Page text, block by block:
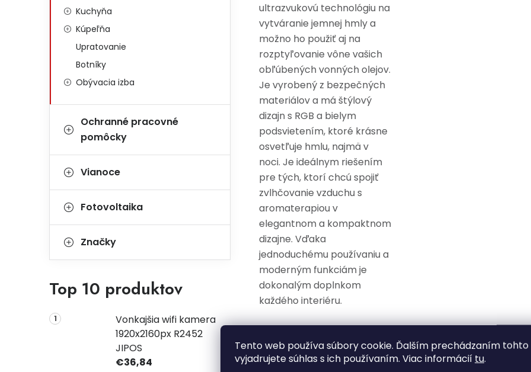
Tento web používa súbory cookie. Ďalším prechádzaním tohto
vyjadrujete súhlas s ich používaním. Viac informácií tu.
Kuchyňa
Kúpeľňa
Upratovanie
Botníky
Obývacia izba
Ochranné pracovné
pomôcky
Vianoce
Fotovoltaika
Značky
Top 10 produktov
Vonkajšia wifi kamera
1920x2160px R2452
JIPOS
€36,84
ultrazvukovú technológiu na
vytváranie jemnej hmly a
možno ho použiť aj na
rozptyľovanie vône vašich
obľúbených vonných olejov.
Je vyrobený z bezpečných
materiálov a má štýlový
dizajn s RGB a bielym
podsvietením, ktoré krásne
osvetľuje hmlu, najmä v
noci. Je ideálnym riešením
pre tých, ktorí chcú spojiť
zvlhčovanie vzduchu s
aromaterapiou v
elegantnom a kompaktnom
dizajne. Vďaka
jednoduchému používaniu a
moderným funkciám je
dokonalým doplnkom
každého interiéru.
Ultrazvuková